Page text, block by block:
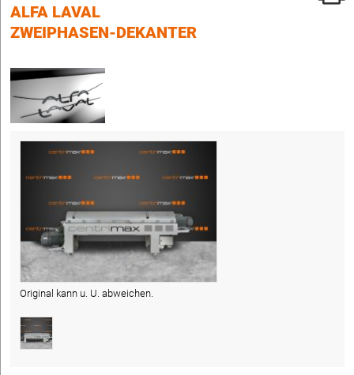
ALFA LAVAL
ZWEIPHASEN-DEKANTER
Original kann u. U. abweichen.